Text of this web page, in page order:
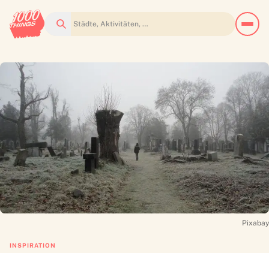
Suchen
Pixabay
INSPIRATION